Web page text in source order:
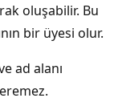
oluşabilir. Bu
bir üyesi olur.
ad alanı